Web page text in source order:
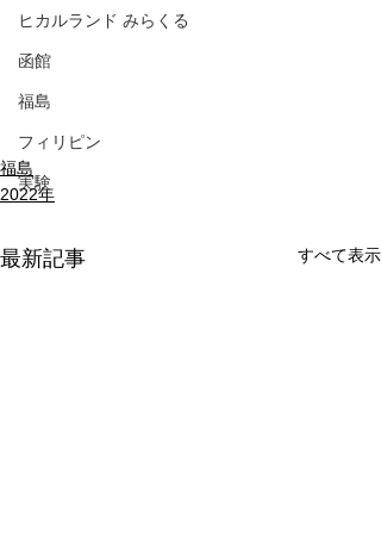
ヒカルランド みらくる
函館
福島
フィリピン
実験
福島
2022年
最新記事 すべて表示